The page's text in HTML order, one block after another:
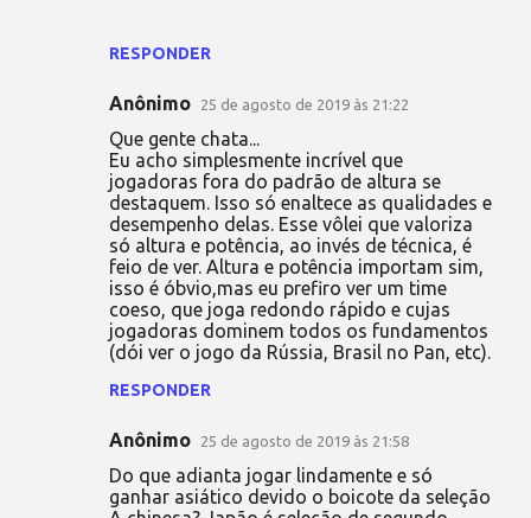
RESPONDER
Anônimo 25 de agosto de 2019 às 21:22
Que gente chata...
Eu acho simplesmente incrível que
jogadoras fora do padrão de altura se
destaquem. Isso só enaltece as qualidades e
desempenho delas. Esse vôlei que valoriza
só altura e potência, ao invés de técnica, é
feio de ver. Altura e potência importam sim,
isso é óbvio,mas eu prefiro ver um time
coeso, que joga redondo rápido e cujas
jogadoras dominem todos os fundamentos
(dói ver o jogo da Rússia, Brasil no Pan, etc).
RESPONDER
Anônimo 25 de agosto de 2019 às 21:58
Do que adianta jogar lindamente e só
ganhar asiático devido o boicote da seleção